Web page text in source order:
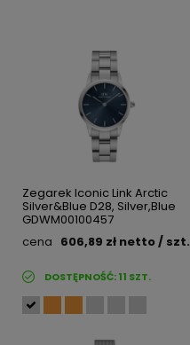
Zegarek Iconic Link Arctic
Silver&Blue D28, Silver,Blue
GDWM00100457
cena 606,89 zł netto/ szt.
DOSTĘPNOŚĆ:11 SZT.